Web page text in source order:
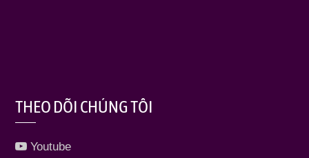
THEO DÕI CHÚNG TÔI
Youtube